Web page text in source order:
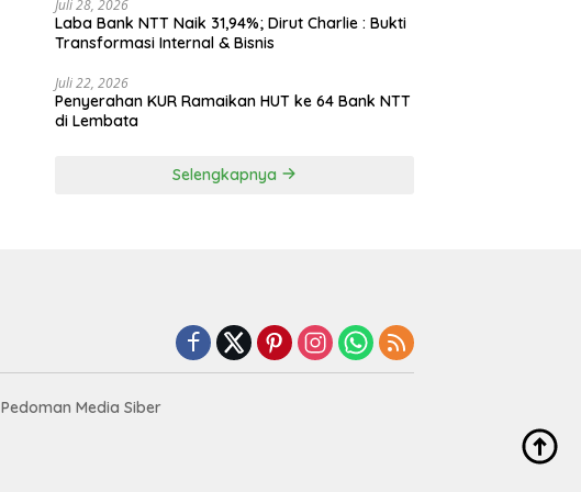
Juli 28, 2026
Laba Bank NTT Naik 31,94%; Dirut Charlie : Bukti
Transformasi Internal & Bisnis
Juli 22, 2026
Penyerahan KUR Ramaikan HUT ke 64 Bank NTT
di Lembata
Selengkapnya
Pedoman Media Siber